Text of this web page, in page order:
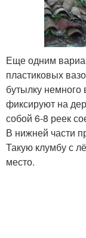
Еще одним
пластиковых
бутылку
фиксируют на
собой 6-8 реек
В нижней части
Такую клумбу с
место.